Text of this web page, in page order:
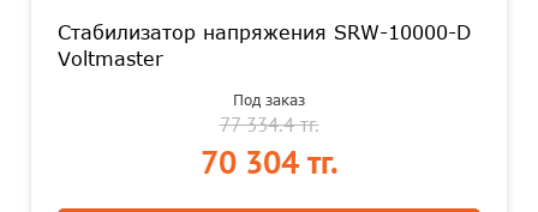
Стабилизатор напряжения SRW-10000-D
Voltmaster
Под заказ
77 334.4 тг.
70 304 тг.